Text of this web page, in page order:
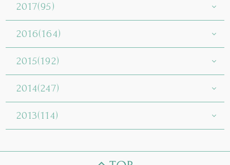
2017(95)
2016(164)
2015(192)
2014(247)
2013(114)